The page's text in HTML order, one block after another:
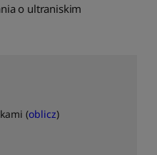
o ultraniskim
(oblicz)